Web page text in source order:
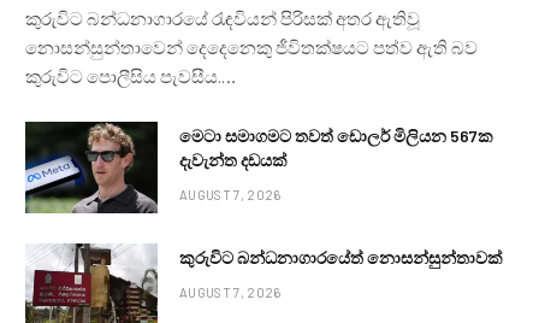
කුරුවිට බන්ධනාගාරයේ රැඳවියන් පිරිසක් අතර ඇතිවූ
නොසන්සුන්තාවෙන් දෙදෙනෙකු ජීවිතක්ෂයට පත්ව ඇති බව
කුරුවිට පොලීසිය පැවසීය.…
මෙටා සමාගමට තවත් ඩොලර් මිලියන 567ක
දැවැන්ත දඩයක්
AUGUST 7, 2026
කුරුවිට බන්ධනාගාරයේත් නොසන්සුන්තාවක්
AUGUST 7, 2026